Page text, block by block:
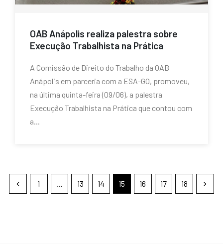
OAB Anápolis realiza palestra sobre
Execução Trabalhista na Prática
A Comissão de Direito do Trabalho da OAB
Anápolis em parceria com a ESA-GO, promoveu,
na última quinta-feira (09/06), a palestra
Execução Trabalhista na Prática que contou com
a...
1 … 13 14 15 16 17 18